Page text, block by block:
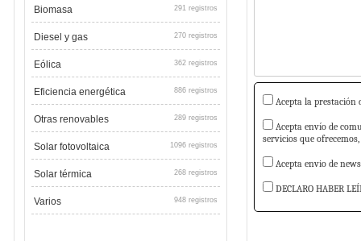
Biomasa 291 registros
Diesel y gas 270 registros
Eólica 362 registros
Eficiencia energética 886 registros
Otras renovables 289 registros
Solar fotovoltaica 1096 registros
Solar térmica 268 registros
Varios 948 registros
Acepta la prestación
Acepta envío de
servicios que
Acepta envio de
DECLARO HABER